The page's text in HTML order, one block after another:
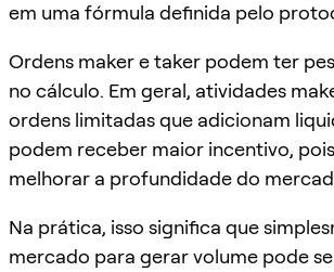
em uma fórmula definida pelo
Ordens maker e taker podem ter
no cálculo. Em geral, atividades
ordens limitadas que adicionam
podem receber maior incentivo,
melhorar a profundidade do
Na prática, isso significa que
mercado para gerar volume pode